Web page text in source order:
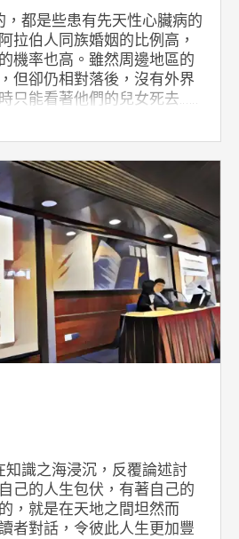
都是些患有先天性心臟病的
拉伯人同族婚姻的比例高，
機率也高。雖然周邊地區的
但卻仍相對落後，沒有外界
只能看著他們的兒女死去……
識之海浸沉，反覆論述討
己的人生包伏，有著自己的
，就是在天地之間坦然而
者對話，令彼此人生更加豐